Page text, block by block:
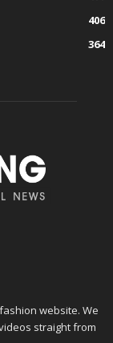
406
364
website. We
straight from